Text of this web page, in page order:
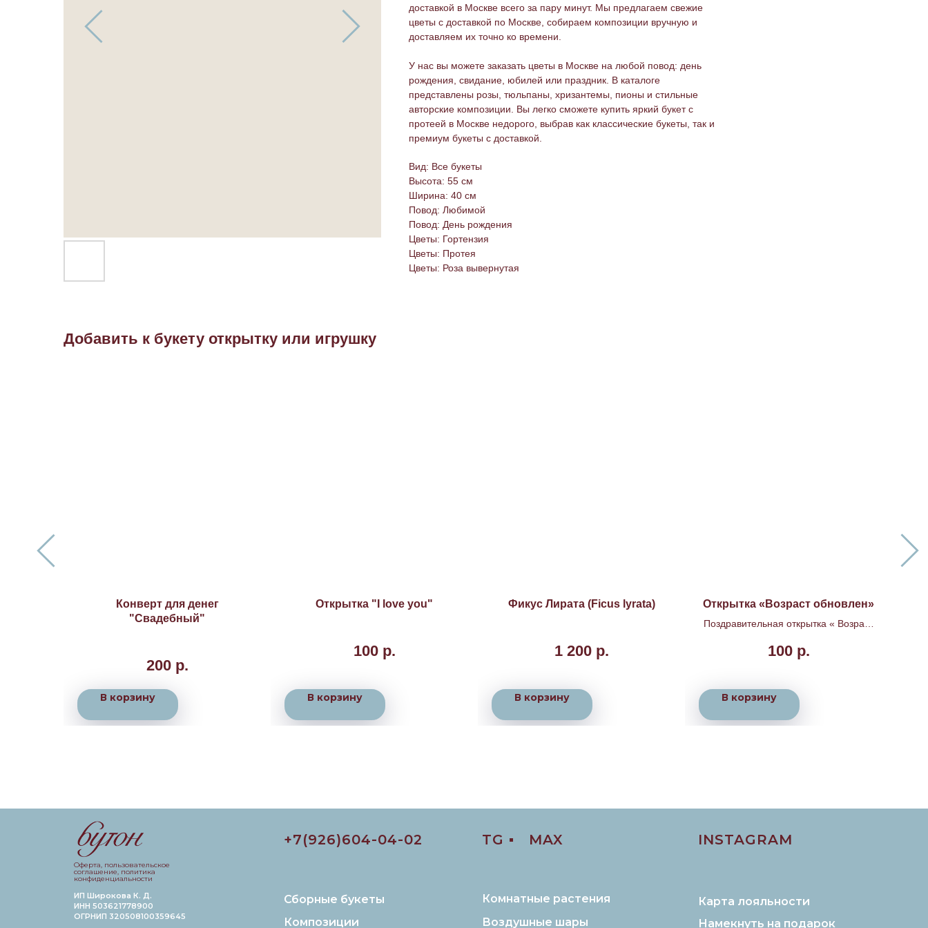
доставкой в Москве всего за пару минут. Мы предлагаем свежие
цветы с доставкой по Москве, собираем композиции вручную и
доставляем их точно ко времени.
У нас вы можете заказать цветы в Москве на любой повод: день
рождения, свидание, юбилей или праздник. В каталоге
представлены розы, тюльпаны, хризантемы, пионы и стильные
авторские композиции. Вы легко сможете купить яркий букет с
протеей в Москве недорого, выбрав как классические букеты, так и
премиум букеты с доставкой.
Вид: Все букеты
Высота: 55 см
Ширина: 40 см
Повод: Любимой
Повод: День рождения
Цветы: Гортензия
Цветы: Протея
Цветы: Роза вывернутая
Добавить к букету открытку или игрушку
Конверт для денег
"Свадебный"
200 р.
В корзину
Открытка "I love you"
100 р.
В корзину
Фикус Лирата (Ficus lyrata)
1 200 р.
В корзину
Открытка «Возраст обновлен»
Поздравительная открытка « Возраст
100 р.
В корзину
ИП Широкова К. Д.
ИНН 503621778900
ОГРНИП 320508100359645
Композиции
Сборные букеты
Комнатные растения
Воздушные шары
Намекнуть на подарок
Карта лояльности
+7(926)604-04-02 TG ▪️ INSTAGRAM
MAX
Оферта, пользовательское
соглашение, политика
конфиденциальности